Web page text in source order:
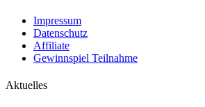
Impressum
Datenschutz
Affiliate
Gewinnspiel Teilnahme
Aktuelles